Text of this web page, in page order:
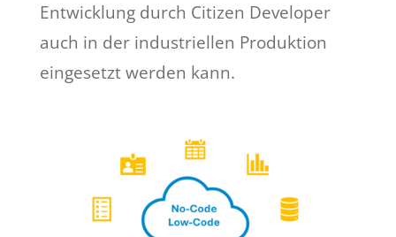
Entwicklung durch Citizen Developer
auch in der industriellen Produktion
eingesetzt werden kann.